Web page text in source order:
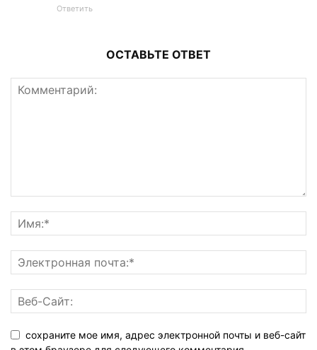
Ответить
ОСТАВЬТЕ ОТВЕТ
сохраните мое имя, адрес электронной почты и веб-сайт